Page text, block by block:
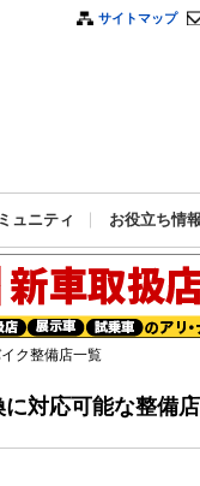
サイトマップ
ュニティ お役立ち情報
ク整備店一覧
対応可能な整備